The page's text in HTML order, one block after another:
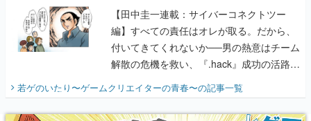
【田中圭一連載：サイバーコネクトツー
編】すべての責任はオレが取る。だから、
付いてきてくれないか──男の熱意はチーム
解散の危機を救い、『.hack』成功の活路を
『少年ジャンプ』色だった【若ゲのいた
り】
若ゲのいたり〜ゲームクリエイターの青春〜の記事一覧